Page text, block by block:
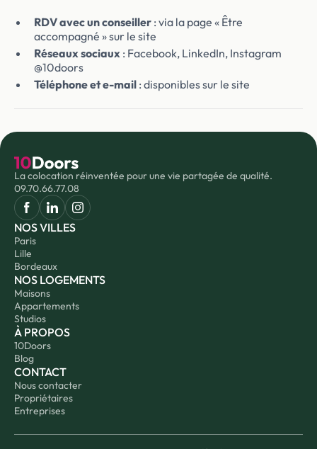
RDV avec un conseiller : via la page « Être
accompagné » sur le site
Réseaux sociaux : Facebook, LinkedIn, Instagram
@10doors
Téléphone et e-mail : disponibles sur le site
La colocation réinventée pour une vie partagée de qualité.
09.70.66.77.08
NOS VILLES
Paris
Lille
Bordeaux
NOS LOGEMENTS
Maisons
Appartements
Studios
À PROPOS
10Doors
Blog
CONTACT
Nous contacter
Propriétaires
Entreprises